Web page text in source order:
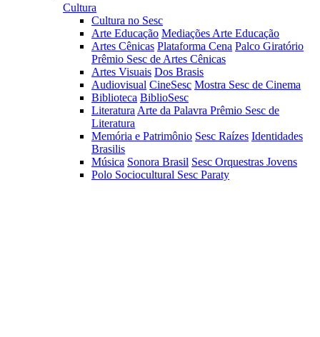
Cultura
Cultura no Sesc
Arte Educação Mediações Arte Educação
Artes Cênicas Plataforma Cena Palco Giratório
Prêmio Sesc de Artes Cênicas
Artes Visuais Dos Brasis
Audiovisual CineSesc Mostra Sesc de Cinema
Biblioteca BiblioSesc
Literatura Arte da Palavra Prêmio Sesc de
Literatura
Memória e Patrimônio Sesc Raízes Identidades
Brasilis
Música Sonora Brasil Sesc Orquestras Jovens
Polo Sociocultural Sesc Paraty